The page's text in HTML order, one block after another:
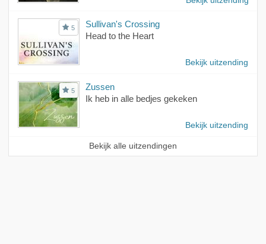
5
Sullivan's Crossing
Head to the Heart
Bekijk uitzending
5
Zussen
Ik heb in alle bedjes gekeken
Bekijk uitzending
Bekijk alle uitzendingen